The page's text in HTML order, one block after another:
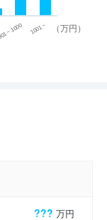
（万円）
~ 1000 1001 ~
??? 万円